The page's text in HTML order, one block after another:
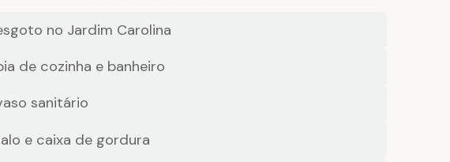
no Jardim Carolina
de cozinha e banheiro
sanitário
e caixa de gordura